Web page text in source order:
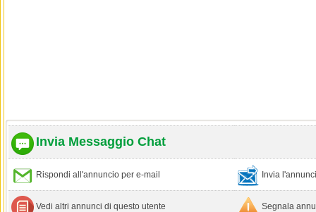
Invia Messaggio Chat
Rispondi all'annuncio per e-mail Invia
Vedi altri annunci di questo utente Segnala